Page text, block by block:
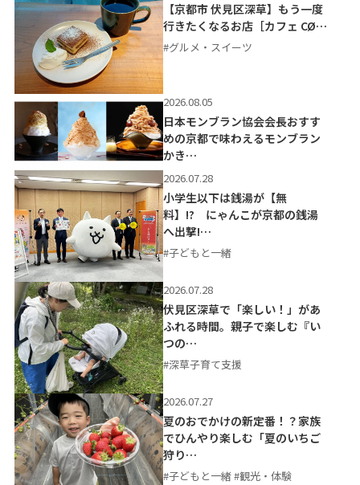
【京都市 伏見区深草】もう一度
行きたくなるお店［カフェ CØ…
#グルメ・スイーツ
2026.08.05
日本モンブラン協会会長おすす
めの京都で味わえるモンブラン
かき…
2026.07.28
小学生以下は銭湯が【無
料】!? にゃんこが京都の銭湯
へ出撃!…
#子どもと一緒
2026.07.28
伏見区深草で「楽しい！」があ
ふれる時間。親子で楽しむ『い
つの…
#深草子育て支援
2026.07.27
夏のおでかけの新定番！？家族
でひんやり楽しむ「夏のいちご
狩り…
#子どもと一緒 #観光・体験